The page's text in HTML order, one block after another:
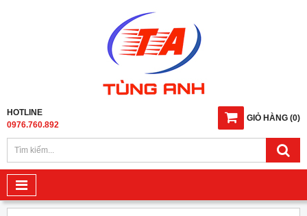
GIỎ HÀNG (0)
HOTLINE
0976.760.892